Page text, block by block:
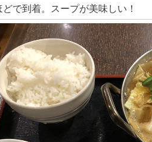
で到着。スープが美味しい！